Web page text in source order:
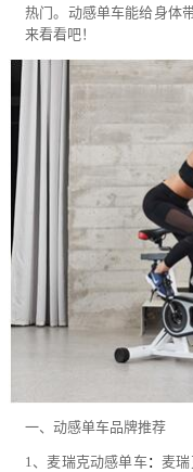
热门。动感单车能给身体
来看看吧！
一、动感单车品牌推荐
1、麦瑞克动感单车：麦